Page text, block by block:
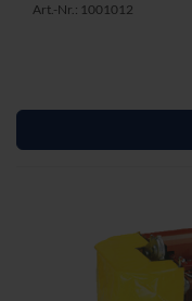
Art.-Nr.: 1001012